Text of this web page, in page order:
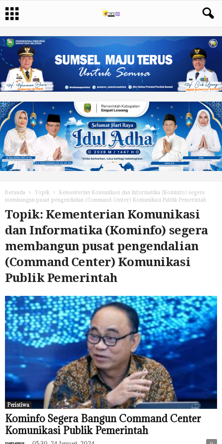
Beranda Topik
Kementerian Komunikasi dan Informatika (Kominfo) segera
membangun pusat pengendalian (Command Center) Komunikasi Publik Pemerintah
Topik: Kementerian Komunikasi
dan Informatika (Kominfo) segera
membangun pusat pengendalian
(Command Center) Komunikasi
Publik Pemerintah
Peristiwa
Kominfo Segera Bangun Command Center
Komunikasi Publik Pemerintah